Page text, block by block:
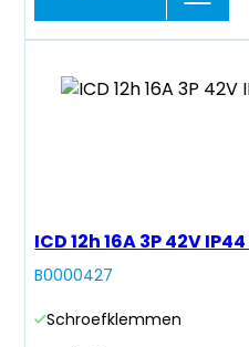
ICD 12h 16A 3P 42V
B0000427
Schroefklemmen